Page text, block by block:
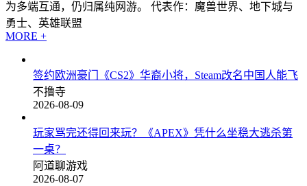
为多端互通，仍归属纯网游。 代表作：魔兽世界、地下城与
勇士、英雄联盟
MORE +
签约欧洲豪门《CS2》华裔小将，Steam改名中国人能飞
不撸寺
2026-08-09
玩家骂完还得回来玩？《APEX》凭什么坐稳大逃杀第
一桌？
阿道聊游戏
2026-08-07